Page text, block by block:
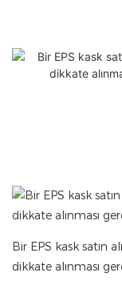
Bir EPS kask satın
dikkate alınması